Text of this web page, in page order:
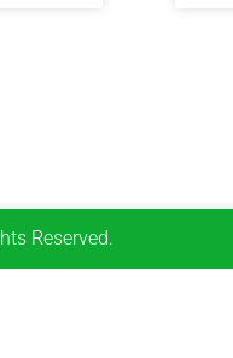
Reserved.